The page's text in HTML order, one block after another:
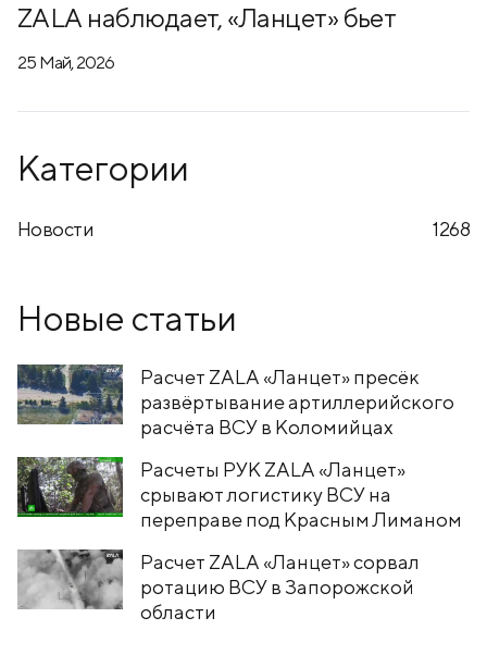
ZALA наблюдает, «Ланцет» бьет
25 Май, 2026
Категории
Новости 1268
Новые статьи
Расчет ZALA «Ланцет» пресёк
развёртывание артиллерийского
расчёта ВСУ в Коломийцах
Расчеты РУК ZALA «Ланцет»
срывают логистику ВСУ на
переправе под Красным Лиманом
Расчет ZALA «Ланцет» сорвал
ротацию ВСУ в Запорожской
области